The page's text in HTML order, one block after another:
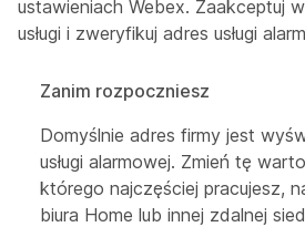
ustawieniach Webex. Zaakceptuj
usługi i zweryfikuj adres usługi
Zanim rozpoczniesz
Domyślnie adres firmy jest
usługi alarmowej. Zmień tę
którego najczęściej pracujesz,
biura Home lub innej zdalnej